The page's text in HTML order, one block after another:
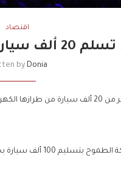
اقتصاد
كهربائية خلال شهر
by Donia
الماضي.
نهاية شهر نوفمبر الجاري.